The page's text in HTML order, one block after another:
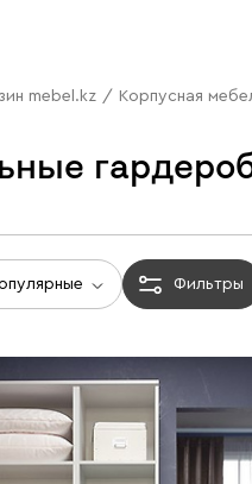
mebel.kz / Корпусная
Фильтры